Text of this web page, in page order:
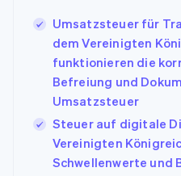
Umsatzsteuer für
dem Vereinigten
funktionieren die
Befreiung und
Umsatzsteuer
Steuer auf digitale
Vereinigten
Schwellenwerte und
English
Griechenland
English
Indien
English
Irland
English
Italien
Italiano English